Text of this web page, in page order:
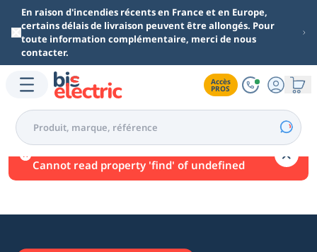
Aller au contenu principal
En raison d'incendies récents en France et en Europe,
certains délais de livraison peuvent être allongés. Pour
toute information complémentaire, merci de nous
contacter.
Accès
PROS
Une erreur est survenue.
Cannot read property 'find' of undefined